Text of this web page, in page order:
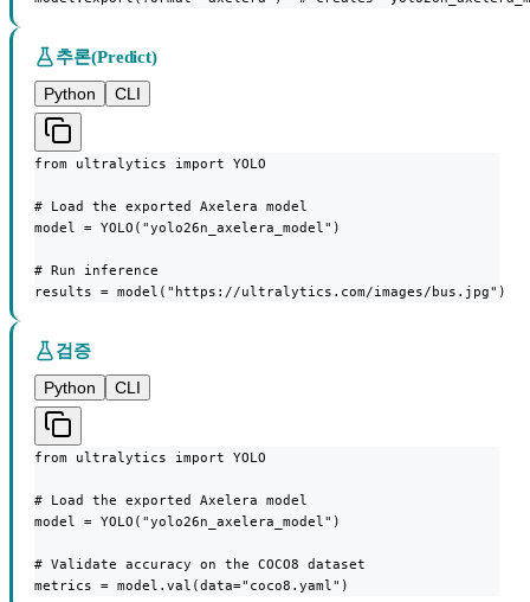
추론(Predict)
Python
CLI
from ultralytics import YOLO
# Load the exported Axelera model
model = YOLO("yolo26n_axelera_model")
# Run inference
results = model("https://ultralytics.com/images/bus.jpg")
검증
Python
CLI
from ultralytics import YOLO
# Load the exported Axelera model
model = YOLO("yolo26n_axelera_model")
# Validate accuracy on the COCO8 dataset
metrics = model.val(data="coco8.yaml")